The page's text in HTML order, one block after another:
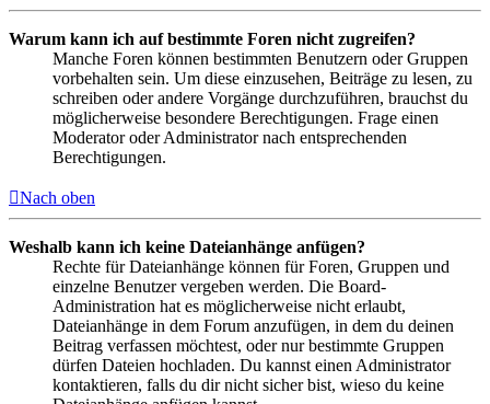
Warum kann ich auf bestimmte Foren nicht zugreifen?
Manche Foren können bestimmten Benutzern oder Gruppen
vorbehalten sein. Um diese einzusehen, Beiträge zu lesen, zu
schreiben oder andere Vorgänge durchzuführen, brauchst du
möglicherweise besondere Berechtigungen. Frage einen
Moderator oder Administrator nach entsprechenden
Berechtigungen.
Nach oben
Weshalb kann ich keine Dateianhänge anfügen?
Rechte für Dateianhänge können für Foren, Gruppen und
einzelne Benutzer vergeben werden. Die Board-
Administration hat es möglicherweise nicht erlaubt,
Dateianhänge in dem Forum anzufügen, in dem du deinen
Beitrag verfassen möchtest, oder nur bestimmte Gruppen
dürfen Dateien hochladen. Du kannst einen Administrator
kontaktieren, falls du dir nicht sicher bist, wieso du keine